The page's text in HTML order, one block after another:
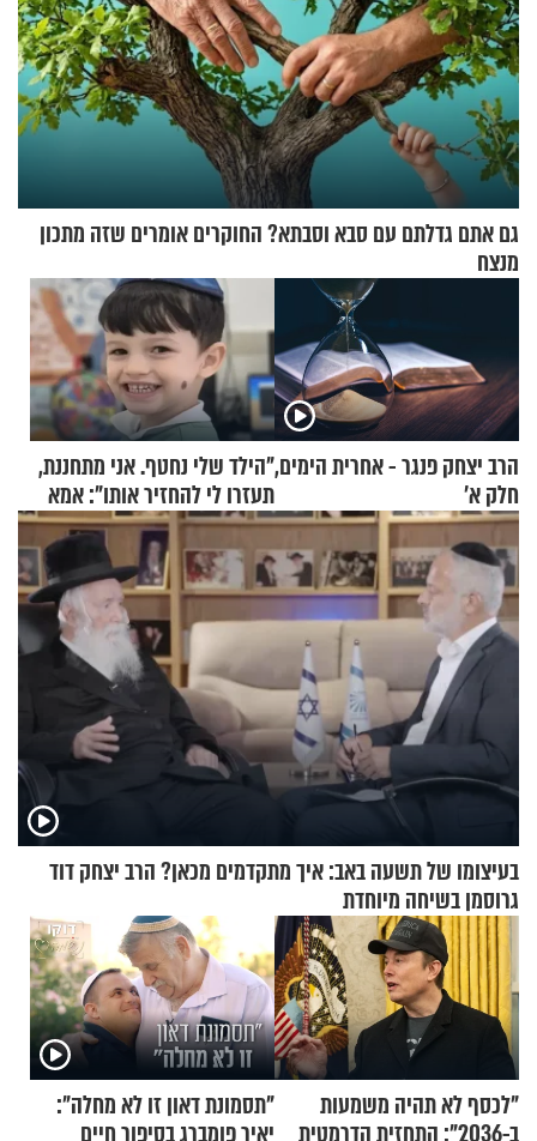
גם אתם גדלתם עם סבא וסבתא? החוקרים אומרים שזה מתכון
מנצח
הרב יצחק פנגר - אחרית הימים,
חלק א’
"הילד שלי נחטף. אני מתחננת,
תעזרו לי להחזיר אותו": אמא
של יובל בן ה-4 בריאיון דומע
בעיצומו של תשעה באב: איך מתקדמים מכאן? הרב יצחק דוד
גרוסמן בשיחה מיוחדת
"לכסף לא תהיה משמעות
"תסמונת דאון זו לא מחלה":